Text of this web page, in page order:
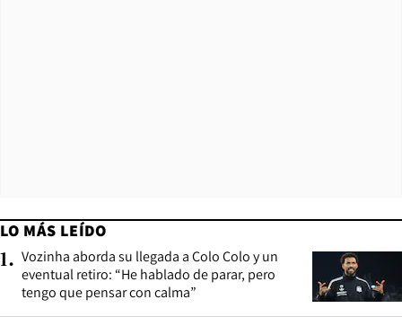
LO MÁS LEÍDO
1. Vozinha aborda su llegada a Colo Colo y un
eventual retiro: “He hablado de parar, pero
tengo que pensar con calma”